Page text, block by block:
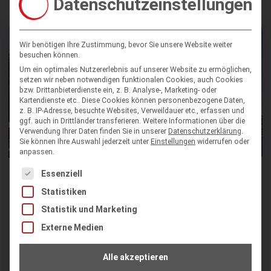
Zu Besuch im westhouse Augsburg: Ein
besonderer Ort für Tagungen,
Konferenzen und Events
17. Juli 2026
westhouse Augsburg. Key Account Manager Patrick
Datenschutzeinstellungen
Wir benötigen Ihre Zustimmung, bevor Sie unsere Website weiter
besuchen können.
Um ein optimales Nutzererlebnis auf unserer Website zu ermöglichen,
setzen wir neben notwendigen funktionalen Cookies, auch Cookies
bzw. Drittanbieterdienste ein, z. B. Analyse-, Marketing- oder
Kartendienste etc.. Diese Cookies können personenbezogene Daten,
z. B. IP-Adresse, besuchte Websites, Verweildauer etc., erfassen und
ggf. auch in Drittländer transferieren. Weitere Informationen über die
Verwendung Ihrer Daten finden Sie in unserer Datenschutzerklärung.
Sie können Ihre Auswahl jederzeit unter Einstellungen widerrufen oder
anpassen.
Es folgt eine Liste der Service-Gruppen, für die eine
Essenziell
Statistiken
Statistik und Marketing
Externe Medien
Alle akzeptieren